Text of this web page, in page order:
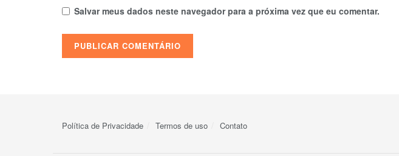
Salvar meus dados neste navegador para a próxima vez que eu comentar.
Política de Privacidade Termos de uso Contato